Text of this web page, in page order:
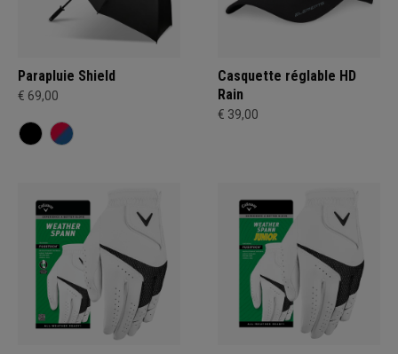
Parapluie Shield
€ 69,00
Casquette réglable HD
Rain
€ 39,00